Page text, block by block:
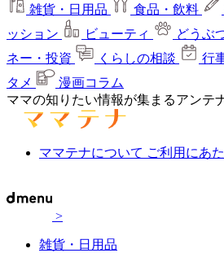
雑貨・日用品 食品・飲料
ッション
ビューティ どうぶ
ネー・投資
くらしの相談 行
タメ
漫画コラム
ママの知りたい情報が集まるアンテ
ママテナについて ご利用にあ
>
雑貨・日用品